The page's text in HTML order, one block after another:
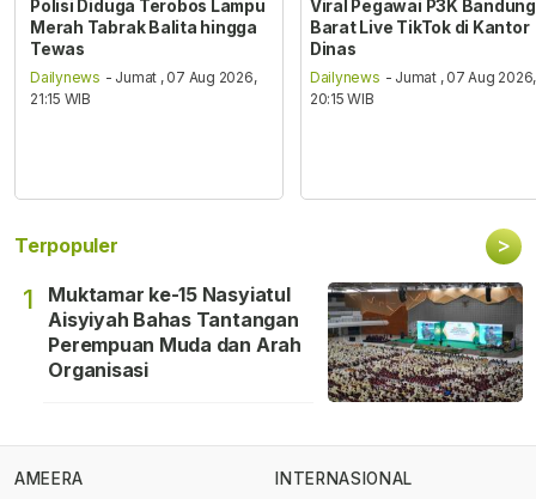
Polisi Diduga Terobos Lampu
Merah Tabrak Balita hingga
Tewas
Dailynews - Jumat , 07 Aug 2026,
21:15 WIB
Viral Pegawai P3K Bandung
Barat Live TikTok di Kantor
Dinas
Dailynews - Jumat , 07 Aug 2026,
20:15 WIB
Terpopuler >
1
Muktamar ke-15 Nasyiatul
Aisyiyah Bahas Tantangan
Perempuan Muda dan Arah
Organisasi
AMEERA
INTERNASIONAL